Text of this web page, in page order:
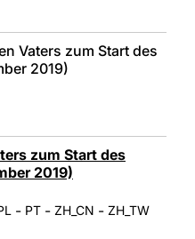
Vaters zum Start des
2019)
zum Start des
2019)
- PT - ZH_CN - ZH_TW